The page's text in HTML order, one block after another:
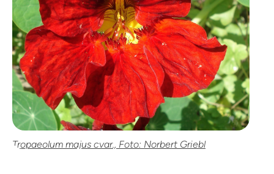
Tropaeolum majus cvar., Foto: Norbert Griebl